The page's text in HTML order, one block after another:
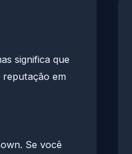
significa que
reputação em
Se você